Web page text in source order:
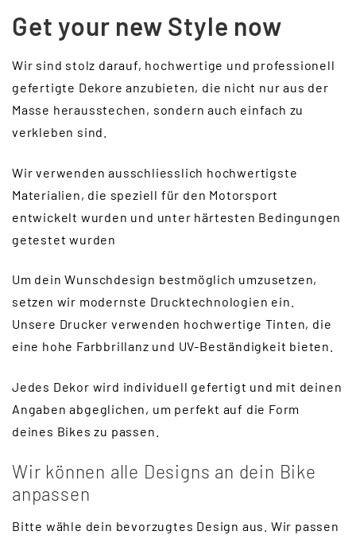
Get your new Style now
Wir sind stolz darauf, hochwertige und professionell
gefertigte Dekore anzubieten, die nicht nur aus der
Masse herausstechen, sondern auch einfach zu
verkleben sind.
Wir verwenden ausschliesslich hochwertigste
Materialien, die speziell für den Motorsport
entwickelt wurden und unter härtesten Bedingungen
getestet wurden
Um dein Wunschdesign bestmöglich umzusetzen,
setzen wir modernste Drucktechnologien ein.
Unsere Drucker verwenden hochwertige Tinten, die
eine hohe Farbbrillanz und UV-Beständigkeit bieten.
Jedes Dekor wird individuell gefertigt und mit deinen
Angaben abgeglichen, um perfekt auf die Form
deines Bikes zu passen.
Wir können alle Designs an dein Bike
anpassen
Bitte wähle dein bevorzugtes Design aus. Wir passen